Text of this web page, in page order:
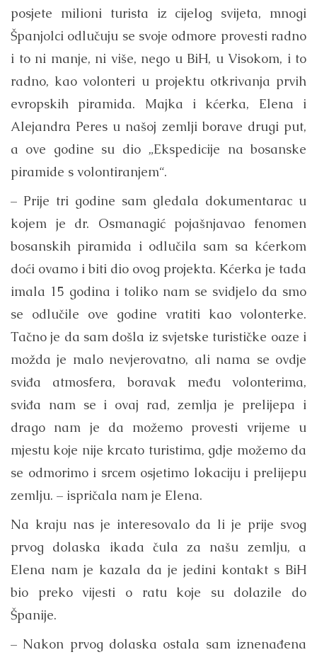
posjete milioni turista iz cijelog svijeta, mnogi
Španjolci odlučuju se svoje odmore provesti radno
i to ni manje, ni više, nego u BiH, u Visokom, i to
radno, kao volonteri u projektu otkrivanja prvih
evropskih piramida. Majka i kćerka, Elena i
Alejandra Peres u našoj zemlji borave drugi put,
a ove godine su dio „Ekspedicije na bosanske
piramide s volontiranjem“.
– Prije tri godine sam gledala dokumentarac u
kojem je dr. Osmanagić pojašnjavao fenomen
bosanskih piramida i odlučila sam sa kćerkom
doći ovamo i biti dio ovog projekta. Kćerka je tada
imala 15 godina i toliko nam se svidjelo da smo
se odlučile ove godine vratiti kao volonterke.
Tačno je da sam došla iz svjetske turističke oaze i
možda je malo nevjerovatno, ali nama se ovdje
sviđa atmosfera, boravak među volonterima,
sviđa nam se i ovaj rad, zemlja je prelijepa i
drago nam je da možemo provesti vrijeme u
mjestu koje nije krcato turistima, gdje možemo da
se odmorimo i srcem osjetimo lokaciju i prelijepu
zemlju. – ispričala nam je Elena.
Na kraju nas je interesovalo da li je prije svog
prvog dolaska ikada čula za našu zemlju, a
Elena nam je kazala da je jedini kontakt s BiH
bio preko vijesti o ratu koje su dolazile do
Španije.
– Nakon prvog dolaska ostala sam iznenađena